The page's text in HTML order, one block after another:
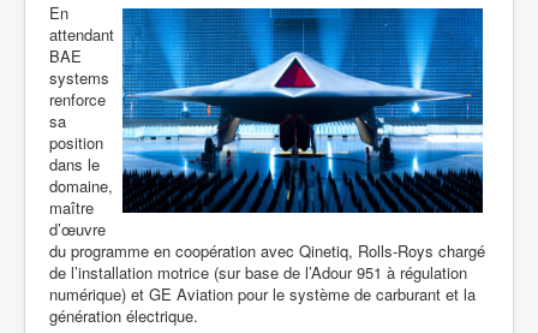
En
attendant
BAE
systems
renforce
sa
position
dans le
domaine,
maître
d’œuvre
du programme en coopération avec Qinetiq, Rolls-Roys chargé
de l’installation motrice (sur base de l’Adour 951 à régulation
numérique) et GE Aviation pour le système de carburant et la
génération électrique.